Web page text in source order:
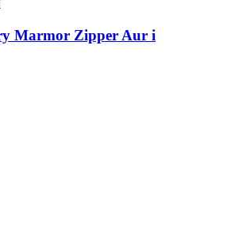
Marmor Zipper Aur i